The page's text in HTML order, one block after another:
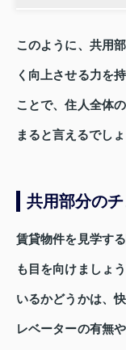
このように、共用
く向上させる力を
ことで、住人全体
まると言えるでしょ
共用部分の
賃貸物件を見学す
も目を向けましょ
いるかどうかは、
レベーターの有無